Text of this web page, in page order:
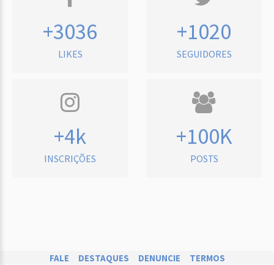
+3036
LIKES
+1020
SEGUIDORES
+4k
INSCRIÇÕES
+100K
POSTS
FALE DESTAQUES DENUNCIE TERMOS